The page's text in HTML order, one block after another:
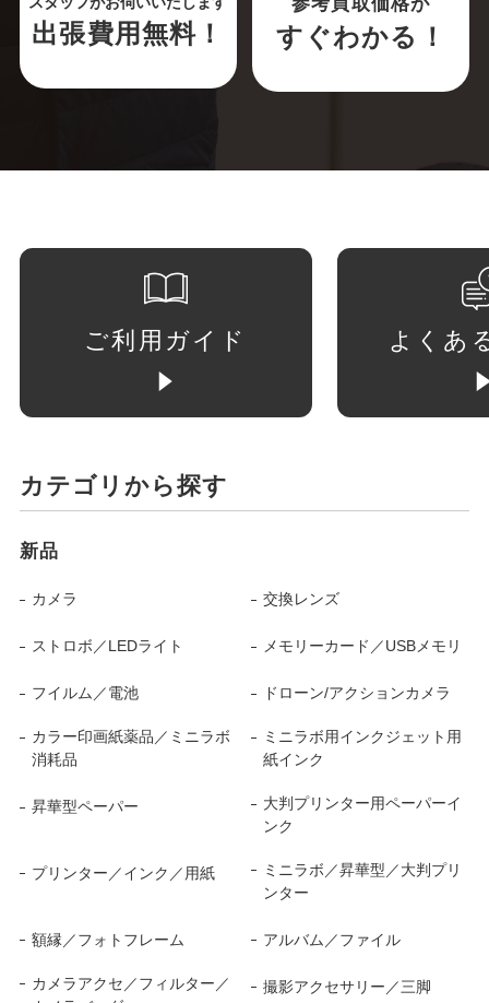
出張費用無料！ すぐわかる！
ご利用ガイド よくあ
カテゴリから探す
新品
カメラ 交換レンズ
ストロボ／LEDライト メモリーカード／USBメモリ
フイルム／電池 ドローン/アクションカメラ
カラー印画紙薬品／ミニラボ
消耗品
ミニラボ用インクジェット用
紙インク
昇華型ペーパー
大判プリンター用ペーパーイ
ンク
プリンター／インク／用紙
ミニラボ／昇華型／大判プリ
ンター
額縁／フォトフレーム アルバム／ファイル
カメラアクセ／フィルター／
撮影アクセサリー／三脚